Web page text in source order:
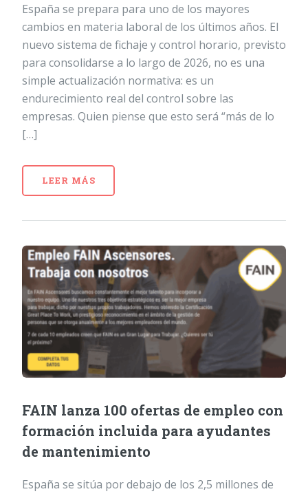
España se prepara para uno de los mayores
cambios en materia laboral de los últimos años. El
nuevo sistema de fichaje y control horario, previsto
para consolidarse a lo largo de 2026, no es una
simple actualización normativa: es un
endurecimiento real del control sobre las
empresas. Quien piense que esto será “más de lo
[…]
LEER MÁS
FAIN lanza 100 ofertas de empleo con
formación incluida para ayudantes
de mantenimiento
España se sitúa por debajo de los 2,5 millones de